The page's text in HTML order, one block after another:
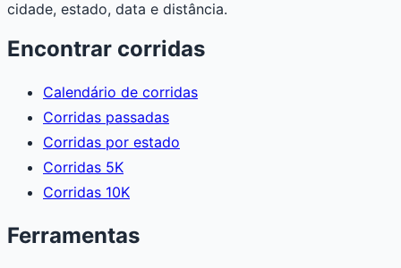
cidade, estado, data e distância.
Encontrar corridas
Calendário de corridas
Corridas passadas
Corridas por estado
Corridas 5K
Corridas 10K
Ferramentas